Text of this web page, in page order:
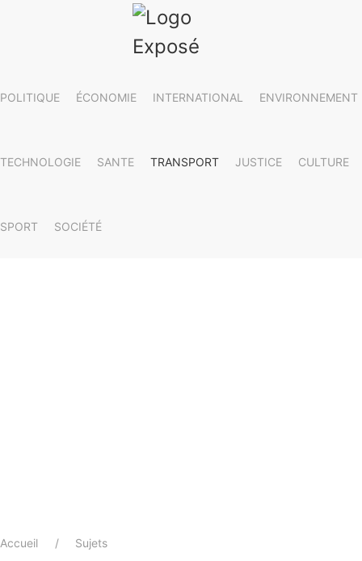
POLITIQUE ÉCONOMIE INTERNATIONAL ENVIRONNEMENT
TECHNOLOGIE SANTE TRANSPORT JUSTICE CULTURE
SPORT SOCIÉTÉ
Accueil Sujets